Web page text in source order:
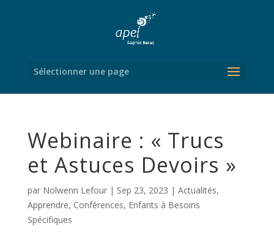
Sélectionner une page
Webinaire : « Trucs
et Astuces Devoirs »
par Nolwenn Lefour| Sep 23, 2023 | Actualités,
Apprendre, Conférences, Enfants à Besoins
Spécifiques